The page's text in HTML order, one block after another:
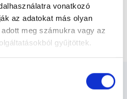
vonatkozó
az adatokat más olyan
meg számukra vagy az
gyűjtöttek.
info/foglaljorvost-
férfiaknak